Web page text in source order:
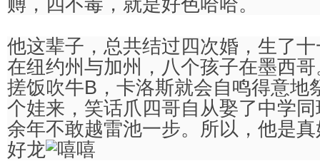
赙，四不毒，就是好色哈哈。
他这辈子，总共结过四次婚，生了
在纽约州与加州，八个孩子在墨西
搓饭吹牛B，卡洛斯就会自鸣得意地
个娃来，笑话爪四哥自从娶了中学
余年不敢越雷池一步。所以，他是
好龙